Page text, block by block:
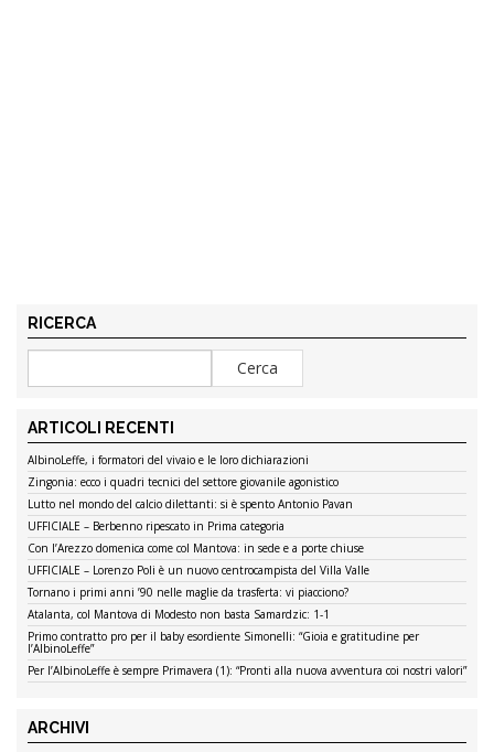
RICERCA
ARTICOLI RECENTI
AlbinoLeffe, i formatori del vivaio e le loro dichiarazioni
Zingonia: ecco i quadri tecnici del settore giovanile agonistico
Lutto nel mondo del calcio dilettanti: si è spento Antonio Pavan
UFFICIALE – Berbenno ripescato in Prima categoria
Con l’Arezzo domenica come col Mantova: in sede e a porte chiuse
UFFICIALE – Lorenzo Poli è un nuovo centrocampista del Villa Valle
Tornano i primi anni ’90 nelle maglie da trasferta: vi piacciono?
Atalanta, col Mantova di Modesto non basta Samardzic: 1-1
Primo contratto pro per il baby esordiente Simonelli: “Gioia e gratitudine per
l’AlbinoLeffe”
Per l’AlbinoLeffe è sempre Primavera (1): “Pronti alla nuova avventura coi nostri valori”
ARCHIVI